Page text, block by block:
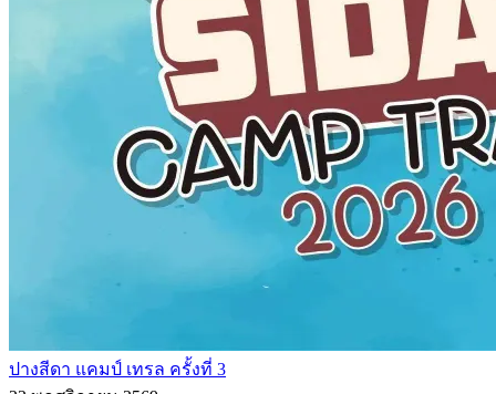
ปางสีดา แคมป์ เทรล ครั้งที่ 3